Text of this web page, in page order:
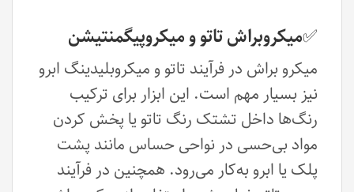
✅میکروبراش تاتو و میکروپیگمنتیشن
میکرو براش در فرآیند تاتو و میکروبلیدینگ ابرو
نیز بسیار مهم است. این ابزار برای ترکیب
رنگ‌ها داخل تشتک رنگ تاتو یا پخش کردن
مواد بی‌حسی در نواحی حساس مانند پشت
پلک یا ابرو به‌کار می‌رود. همچنین در فرآیند